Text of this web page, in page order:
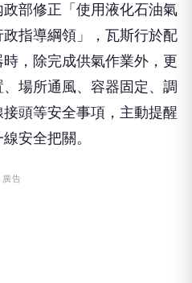
部修正「使用液化石油氣
指導綱領」，瓦斯行於配
，除完成供氣作業外，更
場所通風、容器固定、調
頭等安全事項，主動提醒
安全把關。
廣告